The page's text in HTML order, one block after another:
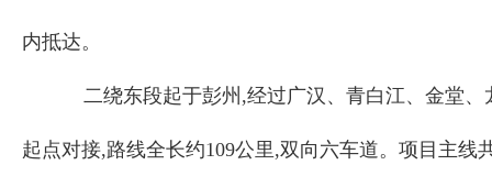
内抵达。
二绕东段起于彭州,经过广汉、青白江、金堂
起点对接,路线全长约109公里,双向六车道。项目主线